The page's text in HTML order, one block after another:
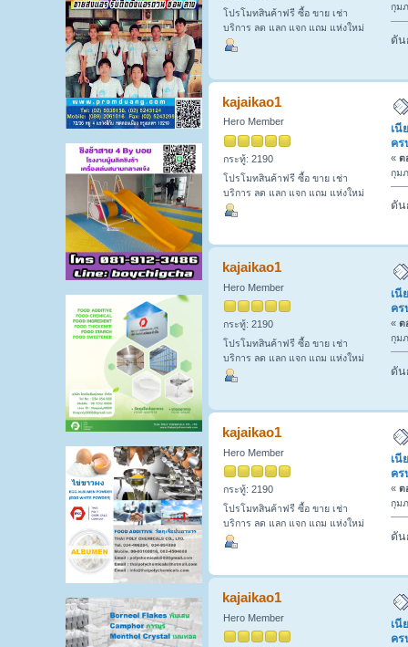
โปรโมทสินค้าฟรี ซื้อ ขาย เช่า
บริการ ลด แลก แจก แถม แห่งใหม่
กุม
ดัน
kajaikao1
Hero Member
กระทู้: 2190
โปรโมทสินค้าฟรี ซื้อ ขาย เช่า
บริการ ลด แลก แจก แถม แห่งใหม่
เนี
คร
« ต
กุม
ดัน
kajaikao1
Hero Member
กระทู้: 2190
โปรโมทสินค้าฟรี ซื้อ ขาย เช่า
บริการ ลด แลก แจก แถม แห่งใหม่
เนี
คร
« ต
กุม
ดัน
kajaikao1
Hero Member
กระทู้: 2190
โปรโมทสินค้าฟรี ซื้อ ขาย เช่า
บริการ ลด แลก แจก แถม แห่งใหม่
เนี
คร
« ต
กุม
ดัน
kajaikao1
Hero Member
เนี
คร